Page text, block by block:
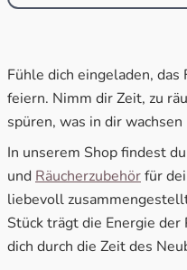
Fühle dich eingeladen,
feiern. Nimm dir Zeit, zu
spüren, was in dir wachsen
In unserem Shop findest
und Räucherzubehörfür
liebevoll
Stück trägt die Energie
dich durch die Zeit des